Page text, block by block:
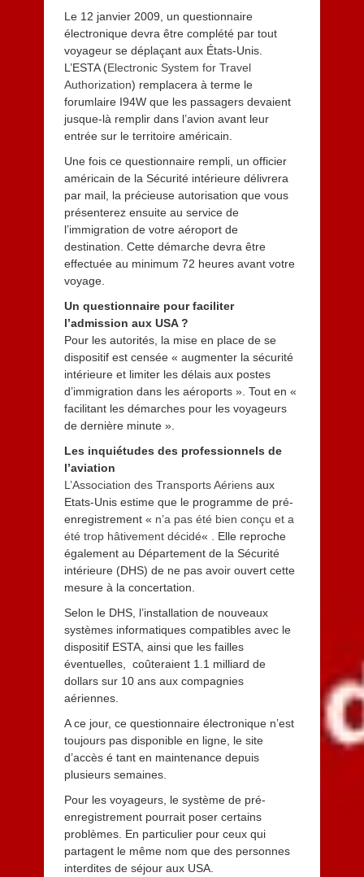
Le 12 janvier 2009, un questionnaire
électronique devra être complété par tout
voyageur se déplaçant aux États-Unis.
L’ESTA (Electronic System for Travel
Authorization) remplacera à terme le
forumlaire I94W que les passagers devaient
jusque-là remplir dans l’avion avant leur
entrée sur le territoire américain.
Une fois ce questionnaire rempli, un officier
américain de la Sécurité intérieure délivrera
par mail, la précieuse autorisation que vous
présenterez ensuite au service de
l’immigration de votre aéroport de
destination. Cette démarche devra être
effectuée au minimum 72 heures avant votre
voyage.
Un questionnaire pour faciliter
l’admission aux USA ?
Pour les autorités, la mise en place de se
dispositif est censée « augmenter la sécurité
intérieure et limiter les délais aux postes
d’immigration dans les aéroports ». Tout en «
facilitant les démarches pour les voyageurs
de dernière minute ».
Les inquiétudes des professionnels de
l’aviation
L’Association des Transports Aériensaux
Etats-Unis estime que le programme de pré-
enregistrement « n’a pas été bien conçu et a
été trop hâtivement décidé« . Elle reproche
également au Département de la Sécurité
intérieure (DHS) de ne pas avoir ouvert cette
mesure à la concertation.
Selon le DHS, l’installation de nouveaux
systèmes informatiques compatibles avec le
dispositif ESTA, ainsi que les failles
éventuelles, coûteraient 1.1 milliard de
dollars sur 10 ans aux compagnies
aériennes.
A ce jour, ce questionnaire électronique n’est
toujours pas disponible en ligne, le site
d’accès é tant en maintenance depuis
plusieurs semaines.
Pour les voyageurs, le système de pré-
enregistrement pourrait poser certains
problèmes. En particulier pour ceux qui
partagent le même nom que des personnes
interdites de séjour aux USA.